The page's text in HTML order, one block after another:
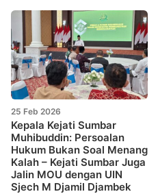
25 Feb 2026
Kepala Kejati Sumbar
Muhibuddin: Persoalan
Hukum Bukan Soal Menang
Kalah – Kejati Sumbar Juga
Jalin MOU dengan UIN
Sjech M Djamil Djambek